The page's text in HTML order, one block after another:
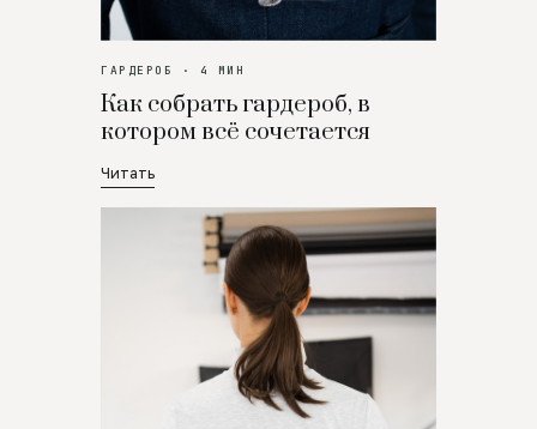
ГАРДЕРОБ · 4 МИН
Как собрать гардероб, в
котором всё сочетается
Читать